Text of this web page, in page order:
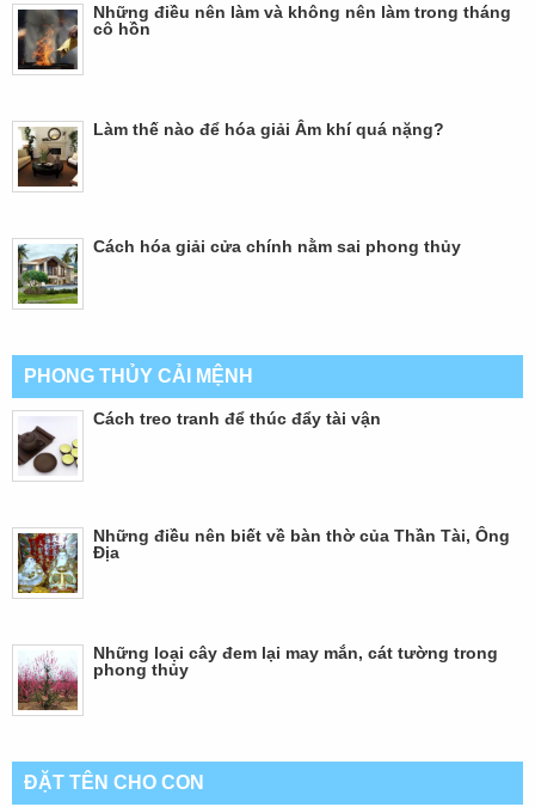
Những điều nên làm và không nên làm trong tháng
cô hồn
Làm thế nào để hóa giải Âm khí quá nặng?
Cách hóa giải cửa chính nằm sai phong thủy
PHONG THỦY CẢI MỆNH
Cách treo tranh để thúc đẩy tài vận
Những điều nên biết về bàn thờ của Thần Tài, Ông
Địa
Những loại cây đem lại may mắn, cát tường trong
phong thủy
ĐẶT TÊN CHO CON